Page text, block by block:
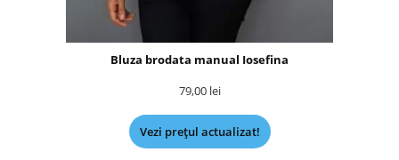
Bluza brodata manual Iosefina
79,00 lei
Vezi prețul actualizat!